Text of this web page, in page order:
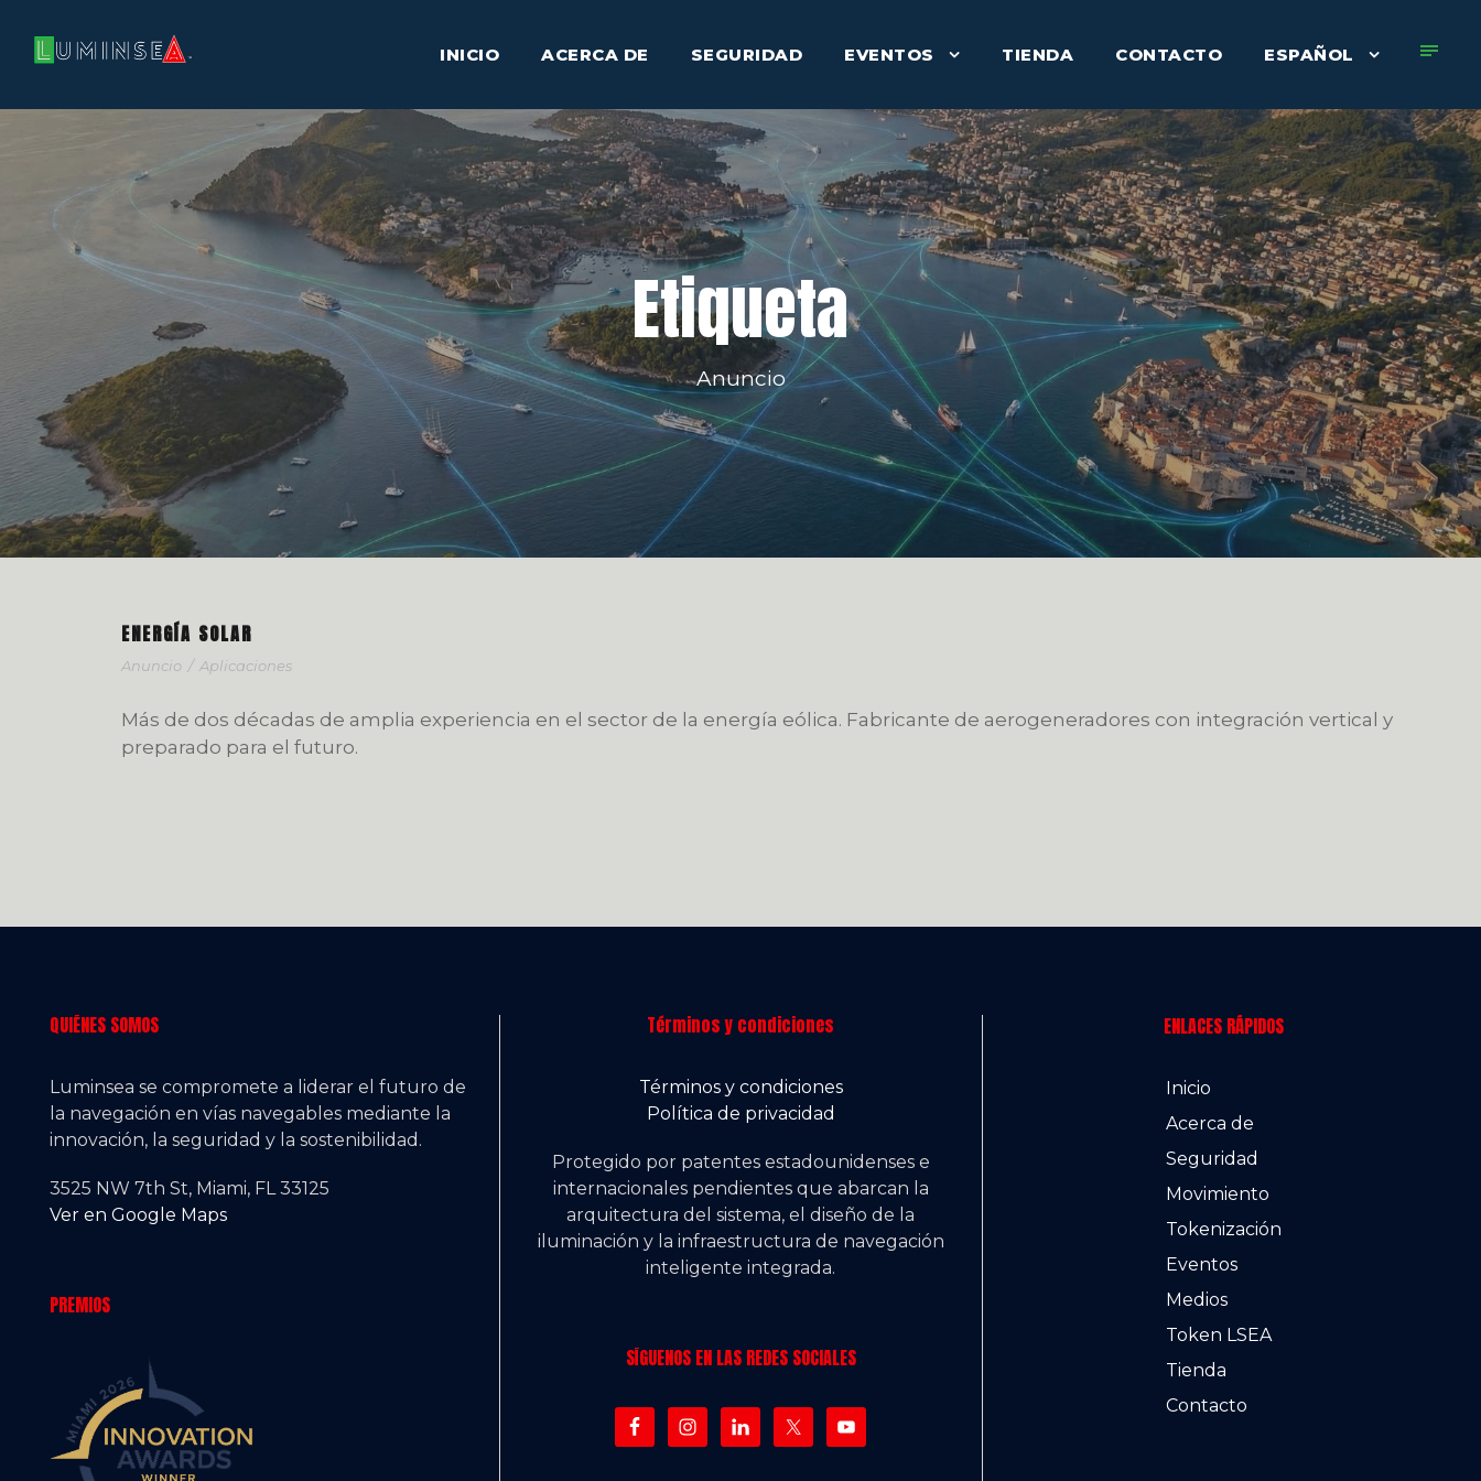
INICIO ACERCA DE SEGURIDAD EVENTOS TIENDA CONTACTO ESPAÑOL
Etiqueta
Anuncio
ENERGÍA SOLAR
Anuncio / Aplicaciones
Más de dos décadas de amplia experiencia en el sector de la energía eólica. Fabricante de aerogeneradores con integración vertical y
preparado para el futuro.
QUIÉNES SOMOS
Luminsea se compromete a liderar el futuro de
la navegación en vías navegables mediante la
innovación, la seguridad y la sostenibilidad.
3525 NW 7th St, Miami, FL 33125
Ver en Google Maps
PREMIOS
Términos y condiciones
Términos y condiciones
Política de privacidad
Protegido por patentes estadounidenses e
internacionales pendientes que abarcan la
arquitectura del sistema, el diseño de la
iluminación y la infraestructura de navegación
inteligente integrada.
SÍGUENOS EN LAS REDES SOCIALES
ENLACES RÁPIDOS
Inicio
Acerca de
Seguridad
Movimiento
Tokenización
Eventos
Medios
Token LSEA
Tienda
Contacto